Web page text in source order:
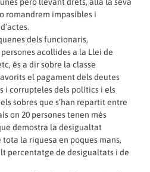
romandrem impasibles i
dels funcionaris,
acollides a la Llei de
és a dir sobre la classe
el pagament dels deutes
i corrupteles dels polítics i els
sobres que s’han repartit entre
on 20 persones tenen més
demostra la desigualtat
la riquesa en poques mans,
percentatge de desigualtats i de